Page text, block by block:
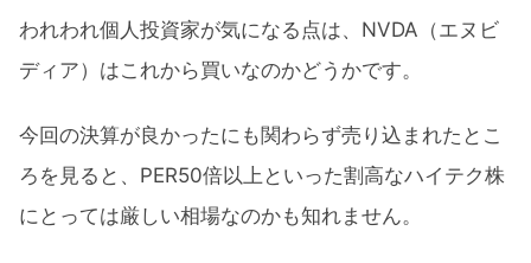
われわれ個人投資家が気になる点は、NVDA（エヌビ
ディア）はこれから買いなのかどうかです。
今回の決算が良かったにも関わらず売り込まれたとこ
ろを見ると、PER50倍以上といった割高なハイテク株
にとっては厳しい相場なのかも知れません。